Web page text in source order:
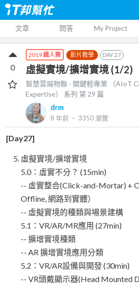
文章 問答 My Project
2019 鐵人賽 影片教學 DAY27
虛擬實境/擴增實境 (1/2)
智慧雲端物聯 - 關鍵輕專業 （AIoT
Expertise）
系列 第29 篇
drm
8 年前 ‧ 3350瀏覽
0
[Day27]
虛擬實境/擴增實境
5.0：虛實不分？ (15min)
-- 虛實整合(Click-and-Mortar) +
Offline, 網路到實體）
-- 虛擬實境的種類與場景建構
5.1：VR/AR/MR應用 (27min)
-- 擴增實境種類
-- AR 擴增實境應用分類
5.2：VR/AR設備與開發 (30min)
-- VR頭戴顯示器(Head Mounted